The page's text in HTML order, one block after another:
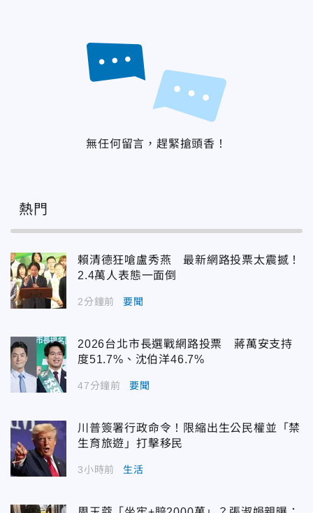
無任何留言，趕緊搶頭香！
熱門
賴清德狂嗆盧秀燕 最新網路投票太震撼！
2.4萬人表態一面倒
2分鐘前 要聞
2026台北市長選戰網路投票 蔣萬安支持
度51.7%、沈伯洋46.7%
47分鐘前 要聞
川普簽署行政命令！限縮出生公民權並「禁
生育旅遊」打擊移民
3小時前 生活